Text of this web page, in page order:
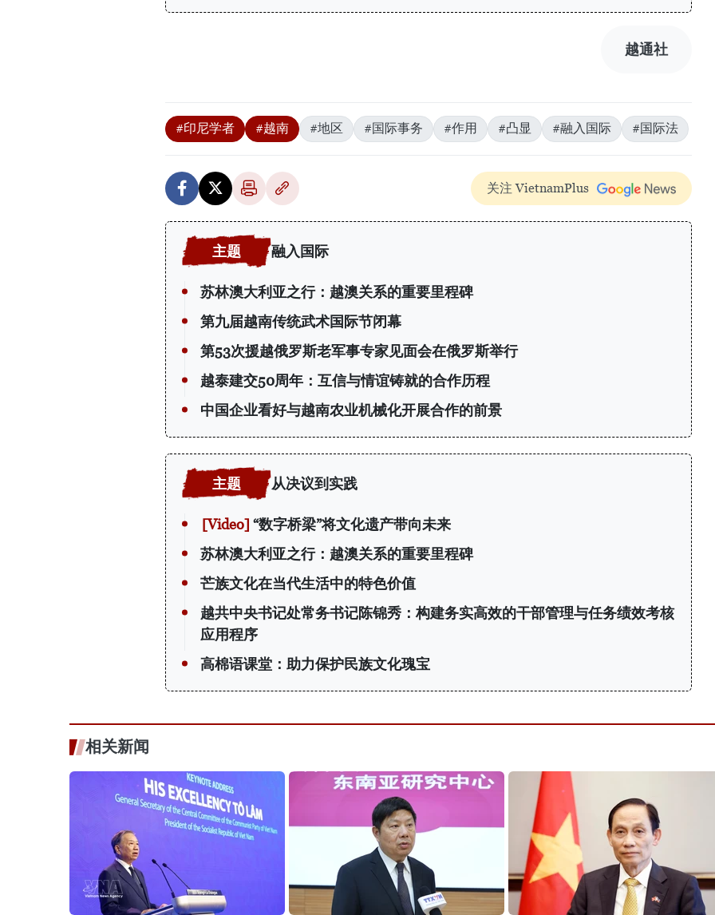
越通社
#印尼学者 #越南 #地区 #国际事务 #作用 #凸显 #融入国际 #国际法
关注 VietnamPlus
融入国际
苏林澳大利亚之行：越澳关系的重要里程碑
第九届越南传统武术国际节闭幕
第53次援越俄罗斯老军事专家见面会在俄罗斯举行
越泰建交50周年：互信与情谊铸就的合作历程
中国企业看好与越南农业机械化开展合作的前景
从决议到实践
“数字桥梁”将文化遗产带向未来
苏林澳大利亚之行：越澳关系的重要里程碑
芒族文化在当代生活中的特色价值
越共中央书记处常务书记陈锦秀：构建务实高效的干部管理与任务绩效考核
应用程序
高棉语课堂：助力保护民族文化瑰宝
相关新闻